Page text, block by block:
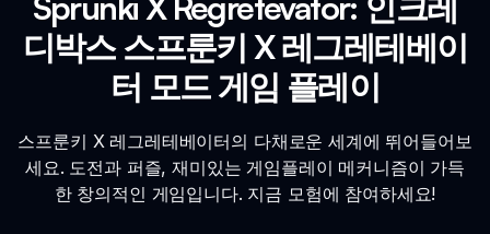
디박스 스프룬키 X 레그레테베이
터 모드 게임 플레이
스프룬키 X 레그레테베이터의 다채로운 세계에 뛰어들어보
세요. 도전과 퍼즐, 재미있는 게임플레이 메커니즘이 가득
한 창의적인 게임입니다. 지금 모험에 참여하세요!